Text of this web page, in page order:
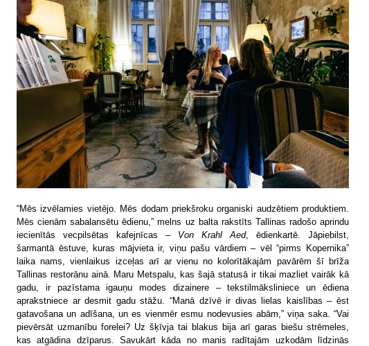
“Mēs izvēlamies vietējo. Mēs dodam priekšroku organiski audzētiem produktiem.
Mēs cienām sabalansētu ēdienu,” melns uz balta rakstīts Tallinas radošo aprindu
iecienītās vecpilsētas kafejnīcas – Von Krahl Aed, ēdienkartē. Jāpiebilst,
šarmantā ēstuve, kuras mājvieta ir, viņu pašu vārdiem – vēl “pirms Kopernika”
laika nams, vienlaikus izceļas arī ar vienu no kolorītākajām pavārēm šī brīža
Tallinas restorānu ainā. Maru Metspalu, kas šajā statusā ir tikai mazliet vairāk kā
gadu, ir pazīstama igauņu modes dizainere – tekstilmāksliniece un ēdiena
aprakstniece ar desmit gadu stāžu. “Manā dzīvē ir divas lielas kaislības – ēst
gatavošana un adīšana, un es vienmēr esmu nodevusies abām,” viņa saka. “Vai
pievērsāt uzmanību forelei? Uz šķīvja tai blakus bija arī garas biešu strēmeles,
kas atgādina dzīparus. Savukārt kāda no manis radītajām uzkodām līdzinās